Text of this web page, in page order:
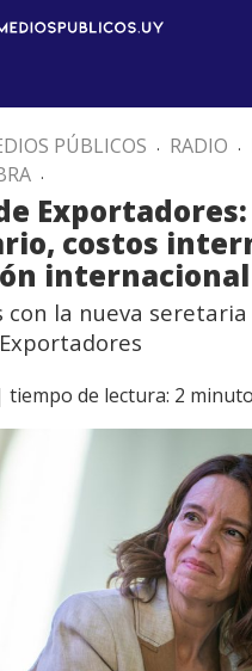
PÚBLICOS . RADIO .
.
costos
internacional
con la nueva
tiempo de lectura: 2